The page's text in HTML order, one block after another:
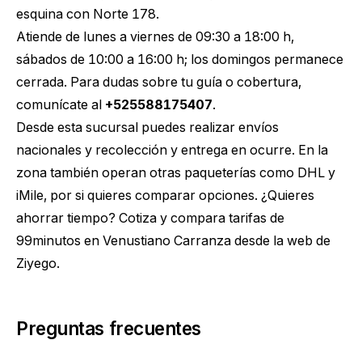
esquina con Norte 178.
Atiende de lunes a viernes de 09:30 a 18:00 h,
sábados de 10:00 a 16:00 h; los domingos permanece
cerrada. Para dudas sobre tu guía o cobertura,
comunícate al +525588175407.
Desde esta sucursal puedes realizar envíos
nacionales y recolección y entrega en ocurre. En la
zona también operan otras paqueterías como DHL y
iMile, por si quieres comparar opciones. ¿Quieres
ahorrar tiempo? Cotiza y compara tarifas de
99minutos en Venustiano Carranza desde la web de
Ziyego.
Preguntas frecuentes